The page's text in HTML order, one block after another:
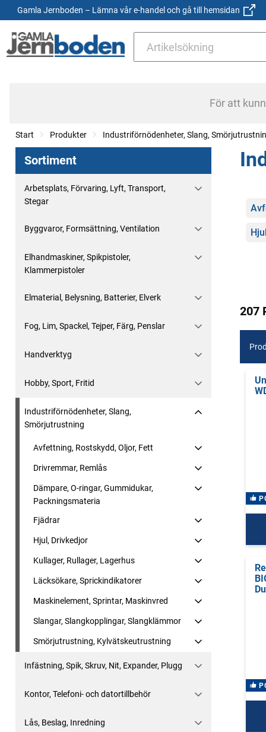
Gamla Jernboden – Lämna vår e-handel och gå till hemsidan
För att
Start Produkter Industriförnödenheter, Slang,
Sortiment
Arbetsplats, Förvaring, Lyft, Transport,
Stegar
Byggvaror, Formsättning, Ventilation
Elhandmaskiner, Spikpistoler,
Klammerpistoler
Elmaterial, Belysning, Batterier, Elverk
Fog, Lim, Spackel, Tejper, Färg, Penslar
Handverktyg
Hobby, Sport, Fritid
Industriförnödenheter, Slang,
Smörjutrustning
Avfettning, Rostskydd, Oljor, Fett
Drivremmar, Remlås
Dämpare, O-ringar, Gummidukar,
Packningsmateria
Fjädrar
Hjul, Drivkedjor
Kullager, Rullager, Lagerhus
Läcksökare, Sprickindikatorer
Maskinelement, Sprintar, Maskinvred
Slangar, Slangkopplingar, Slangklämmor
Smörjutrustning, Kylvätskeutrustning
Infästning, Spik, Skruv, Nit, Expander, Plugg
Kontor, Telefoni- och datortillbehör
Lås, Beslag, Inredning
207